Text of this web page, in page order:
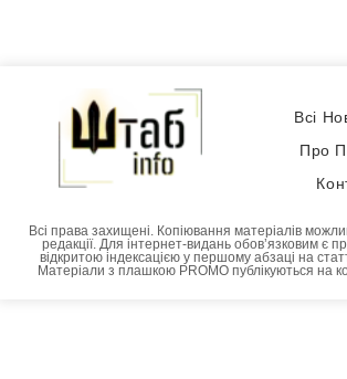
Всі
Про
Всі права захищені. Копіювання матеріалів
редакції. Для інтернет-видань обовʼязковим є
відкритою індексацією у першому абзаці на
Матеріали з плашкою PROMO публікуються на